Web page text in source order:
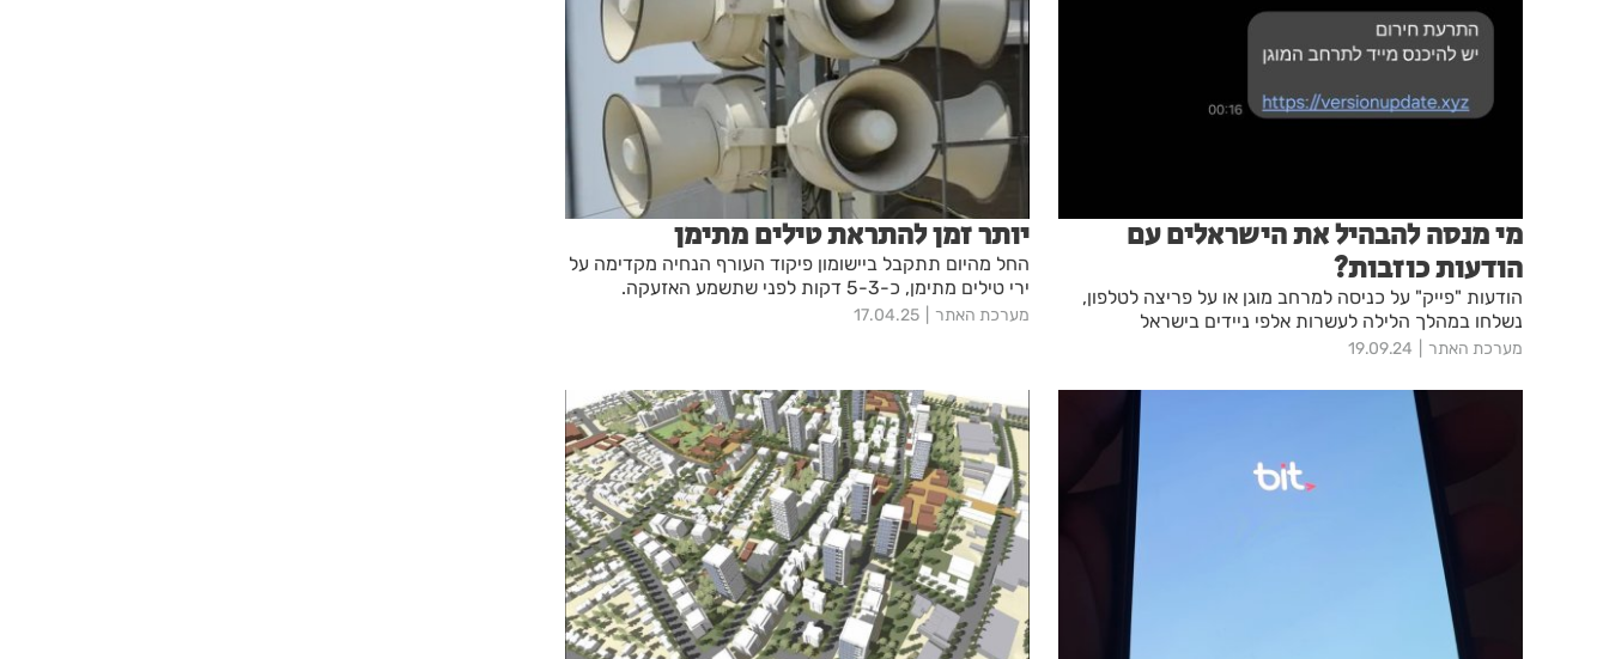
מי מנסה להבהיל את הישראלים עם
הודעות כוזבות?
הודעות "פייק" על כניסה למרחב מוגן או על פריצה לטלפון,
נשלחו במהלך הלילה לעשרות אלפי ניידים בישראל
מערכת האתר 19.09.24
יותר זמן להתראת טילים מתימן
החל מהיום תתקבל ביישומון פיקוד העורף הנחיה מקדימה על
ירי טילים מתימן, כ-5-3 דקות לפני שתשמע האזעקה.
מערכת האתר 17.04.25